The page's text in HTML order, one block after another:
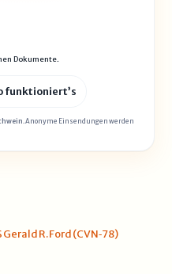
Dokumente.
funktioniert’s
. Anonyme Einsendungen werden
R. Ford (CVN‑78)